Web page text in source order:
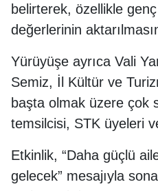
belirterek, özellikle
değerlerinin
Yürüyüşe ayrıca Vali
Semiz, İl Kültür ve
başta olmak üzere çok
temsilcisi, STK üyeleri
Etkinlik, “Daha güçlü
gelecek” mesajıyla